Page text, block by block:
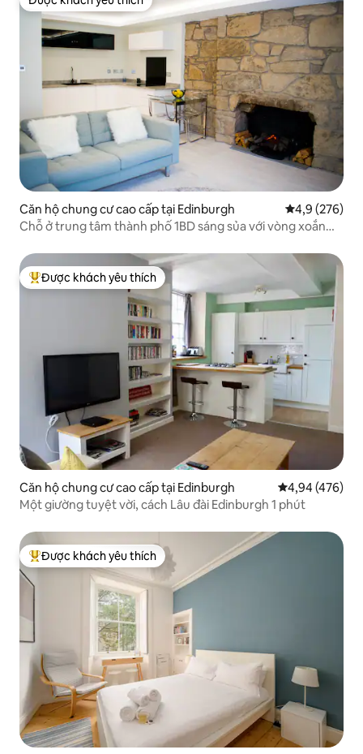
Được khách yêu thích
Căn hộ chung cư cao cấp tại Edinburgh Xếp hạng
4,9 (276)
Chỗ ở trung tâm thành phố 1BD sáng sủa với vòng xoắn
Được khách yêu thích nhất
Được khách yêu thích
Căn hộ chung cư cao cấp tại Edinburgh Xếp hạng
4,94 (476)
Một giường tuyệt vời, cách Lâu đài Edinburgh 1 phút
Được khách yêu thích nhất
Được khách yêu thích